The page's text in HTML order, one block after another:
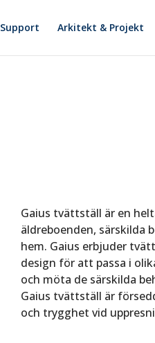
Support Arkitekt & Projekt
Gaius tvättställ är en
äldreboenden, särskilda
hem. Gaius erbjuder
design för att passa i
och möta de särskilda
Gaius tvättställ är
och trygghet vid